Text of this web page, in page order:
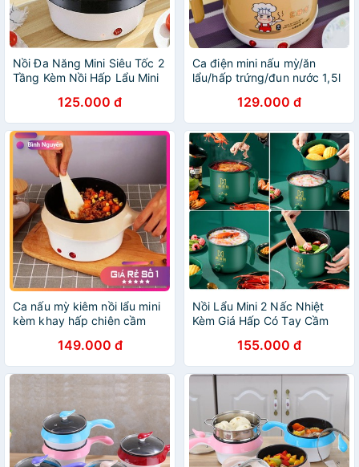
Nồi Đa Năng Mini Siêu Tốc 2
Tầng Kèm Nồi Hấp Lẩu Mini
125.000 đ
Ca điện mini nấu mỳ/ăn
lẩu/hấp trứng/đun nước 1,5l
129.000 đ
Ca nấu mỳ kiêm nồi lẩu mini
kèm khay hấp chiên cầm
149.000 đ
Nồi Lẩu Mini 2 Nấc Nhiệt
Kèm Giá Hấp Có Tay Cầm
155.000 đ